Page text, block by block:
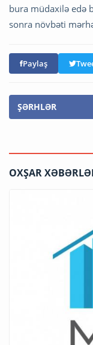
bura müdaxilə edə
sonra növbəti
Paylaş
ŞƏRHLƏR
OXŞAR